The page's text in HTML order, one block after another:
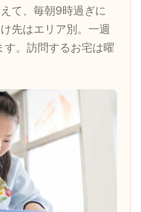
て、毎朝9時過ぎに
先はエリア別。一週
。訪問するお宅は曜